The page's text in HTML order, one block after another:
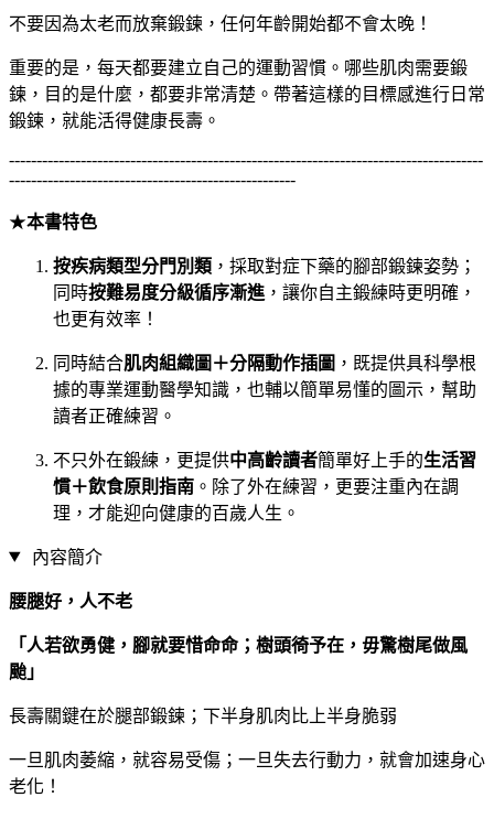
不要因為太老而放棄鍛鍊，任何年齡開始都不會太晚！
重要的是，每天都要建立自己的運動習慣。哪些肌肉需要鍛
鍊，目的是什麼，都要非常清楚。帶著這樣的目標感進行日常
鍛鍊，就能活得健康長壽。
--------------------------------------------------------------------------------------
----------------------------------------------------
★本書特色
按疾病類型分門別類 ，採取對症下藥的腳部鍛鍊姿勢；
同時按難易度分級循序漸進 ，讓你自主鍛練時更明確，
也更有效率！
同時結合肌肉組織圖＋分隔動作插圖 ，既提供具科學根
據的專業運動醫學知識，也輔以簡單易懂的圖示，幫助
讀者正確練習。
不只外在鍛練，更提供中高齡讀者簡單好上手的生活習
慣＋飲食原則指南 。除了外在練習，更要注重內在調
理，才能迎向健康的百歲人生。
內容簡介
腰腿好，人不老
「人若欲勇健，腳就要惜命命；樹頭徛予在，毋驚樹尾做風
颱」
長壽關鍵在於腿部鍛鍊；下半身肌肉比上半身脆弱
一旦肌肉萎縮，就容易受傷；一旦失去行動力，就會加速身心
老化！